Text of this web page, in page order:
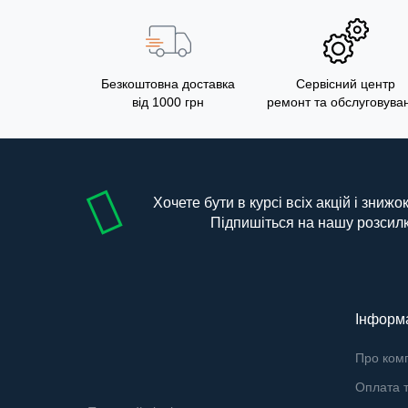
Безкоштовна доставка
від 1000 грн
Сервісний центр
ремонт та
Хочете бути в курсі всіх акцій і
Підпишіться на нашу
Про
Оплата